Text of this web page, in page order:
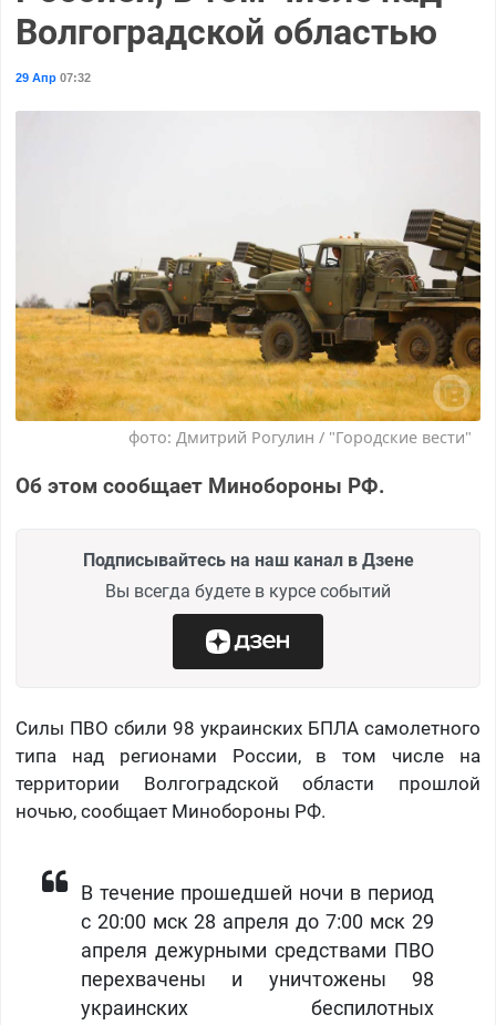
Волгоградской областью
29 Апр07:32
фото: Дмитрий Рогулин / "Городские вести"
Об этом сообщает Минобороны РФ.
Подписывайтесь на наш канал в Дзене
Вы всегда будете в курсе событий
Силы ПВО сбили 98 украинских БПЛА самолетного
типа над регионами России, в том числе на
территории Волгоградской области прошлой
ночью, сообщает Минобороны РФ.
В течение прошедшей ночи в период
с 20:00 мск 28 апреля до 7:00 мск 29
апреля дежурными средствами ПВО
перехвачены и уничтожены 98
украинских беспилотных